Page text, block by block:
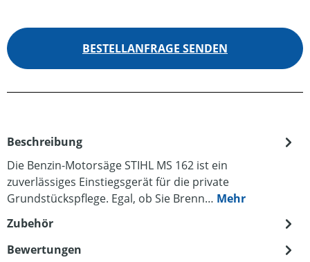
BESTELLANFRAGE SENDEN
Beschreibung
Die Benzin-Motorsäge STIHL MS 162 ist ein
zuverlässiges Einstiegsgerät für die private
Grundstückspflege. Egal, ob Sie Brenn… Mehr
Zubehör
Bewertungen